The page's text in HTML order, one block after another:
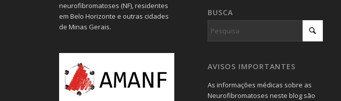
neurofibromatoses (NF), residentes
em Belo Horizonte e outras cidades
de Minas Gerais.
BUSCA
AVISOS IMPORTANTES
As informações médicas sobre as
Neurofibromatoses neste blog são